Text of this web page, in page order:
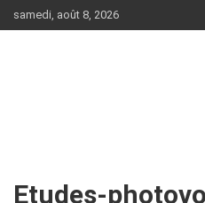
au
samedi, août 8, 2026
Etudes-